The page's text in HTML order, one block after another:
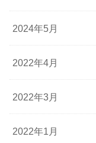
2024年5月
2022年4月
2022年3月
2022年1月